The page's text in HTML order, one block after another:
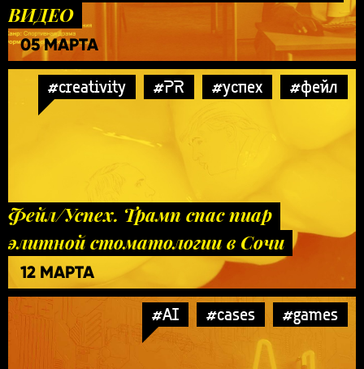
ВИДЕО
05 МАРТА
#creativity #PR #успех #фейл
Фейл/Успех. Трамп спас пиар
элитной стоматологии в Сочи
12 МАРТА
#AI #cases #games